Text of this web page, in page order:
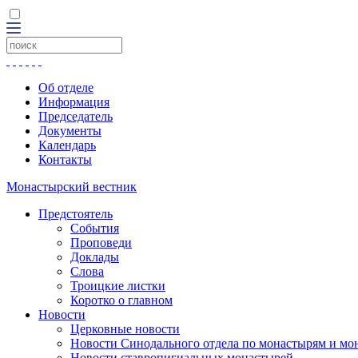
Об отделе
Информация
Председатель
Документы
Календарь
Контакты
Монастырский вестник
Предстоятель
События
Проповеди
Доклады
Слова
Троицкие листки
Коротко о главном
Новости
Церковные новости
Новости Синодального отдела по монастырям и